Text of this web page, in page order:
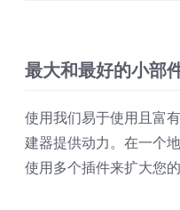
最大和最好的小部
使用我们易于使用且富
建器提供动力。在一个
使用多个插件来扩大您的